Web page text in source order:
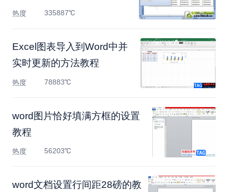
热度 335887℃
Excel图表导入到Word中并
实时更新的方法教程
热度 78883℃
word图片恰好填满方框的设置
教程
热度 56203℃
word文档设置行间距28磅的教